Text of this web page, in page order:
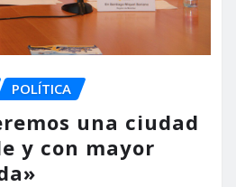
POLÍTICA
una ciudad
y con mayor